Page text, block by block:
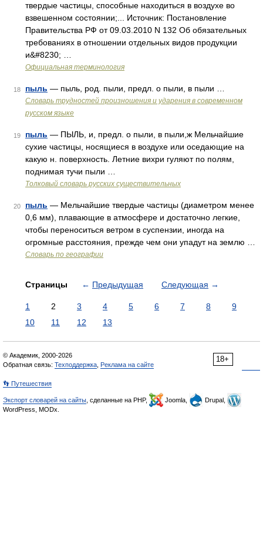
твердые частицы, способные находиться в воздухе во
взвешенном состоянии;... Источник: Постановление
Правительства РФ от 09.03.2010 N 132 Об обязательных
требованиях в отношении отдельных видов продукции
и&#8230; …
Официальная терминология
18 пыль — пыль, род. пыли, предл. о пыли, в пыли …
Словарь трудностей произношения и ударения в современном
русском языке
19 пыль — ПЫЛЬ, и, предл. о пыли, в пыли,ж Мельчайшие
сухие частицы, носящиеся в воздухе или оседающие на
какую н. поверхность. Летние вихри гуляют по полям,
поднимая тучи пыли …
Толковый словарь русских существительных
20 пыль — Мельчайшие твердые частицы (диаметром менее
0,6 мм), плавающие в атмосфере и достаточно легкие,
чтобы переноситься ветром в суспензии, иногда на
огромные расстояния, прежде чем они упадут на землю …
Словарь по географии
Страницы ← Предыдущая Следующая →
1 2 3 4 5 6 7 8
9
10
11 12 13
18+
© Академик, 2000-2026
Обратная связь: Техподдержка Реклама на сайте
👣 Путешествия
Экспорт словарей на сайты , сделанные на PHP, Joomla,
Drupal,
WordPress, MODx.